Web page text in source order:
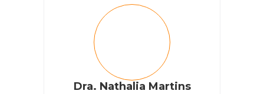
Dra. Nathalia Martins